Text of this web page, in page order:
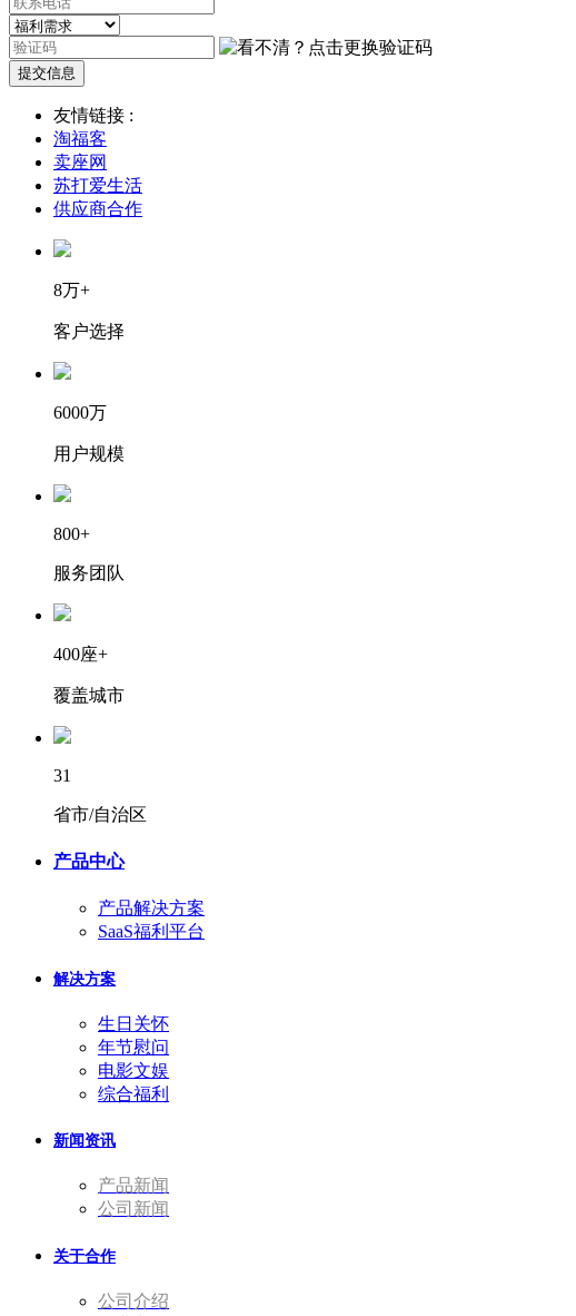
提交信息
友情链接 :
淘福客
卖座网
苏打爱生活
供应商合作
8万+
客户选择
6000万
用户规模
800+
服务团队
400座+
覆盖城市
31
省市/自治区
产品中心
产品解决方案
SaaS福利平台
解决方案
生日关怀
年节慰问
电影文娱
综合福利
新闻资讯
产品新闻
公司新闻
关于合作
公司介绍